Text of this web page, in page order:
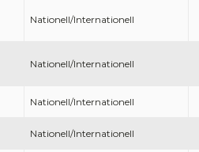
Nationell/Internationell
Nationell/Internationell
Nationell/Internationell
Nationell/Internationell